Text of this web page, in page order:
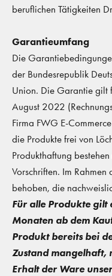
beruflichen Tätigkeiten
Garantieumfang
Die
der Bundesrepublik
Union. Die Garantie gilt
August 2022
Firma FWG E-
die Produkte frei von
Produkthaftung
Vorschriften. Im
behoben, die
Für alle Produkte
Monaten ab dem
Produkt bereits bei
Zustand mangelhaft,
Erhalt der Ware